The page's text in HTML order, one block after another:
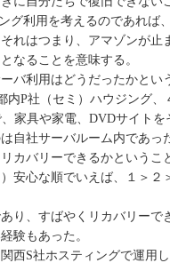
グ利用を考えるのであれば
れはつまり、アマゾンが止
なることを意味する。
バ利用はどうだったかとい
内P社（セミ）ハウジング
家具や家電、DVDサイト
自社サーバルーム内であっ
カバリーできるかというこ
安心な順でいえば、１＞２
り、すばやくリカバリーで
験もあった。
西S社ホスティングで運用